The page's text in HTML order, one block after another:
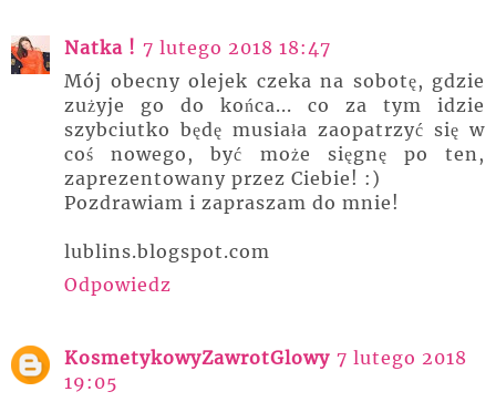
Natka ! 7 lutego 2018 18:47
Mój obecny olejek czeka na sobotę, gdzie
zużyje go do końca... co za tym idzie
szybciutko będę musiała zaopatrzyć się w
coś nowego, być może sięgnę po ten,
zaprezentowany przez Ciebie! :)
Pozdrawiam i zapraszam do mnie!
lublins.blogspot.com
Odpowiedz
KosmetykowyZawrotGlowy 7 lutego 2018
19:05